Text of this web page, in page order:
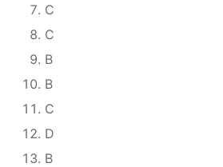
C
C
B
B
C
D
B